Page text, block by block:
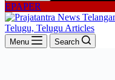
EPAPER
Menu Search